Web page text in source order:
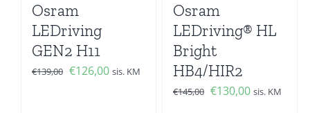
Osram
LEDriving
GEN2 H11
€139,00 Algne
€126,00Current
sis. KM
Osram
LEDriving® HL
Bright
HB4/HIR2
€145,00 Algne
€130,00Current
sis. KM